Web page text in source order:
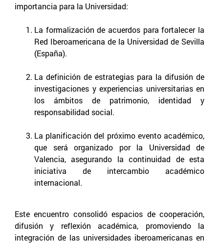
importancia para la Universidad:
La formalización de acuerdos para fortalecer la
Red Iberoamericana de la Universidad de Sevilla
(España).
La definición de estrategias para la difusión de
investigaciones y experiencias universitarias en
los ámbitos de patrimonio, identidad y
responsabilidad social.
La planificación del próximo evento académico,
que será organizado por la Universidad de
Valencia, asegurando la continuidad de esta
iniciativa de intercambio académico
internacional.
Este encuentro consolidó espacios de cooperación,
difusión y reflexión académica, promoviendo la
integración de las universidades iberoamericanas en